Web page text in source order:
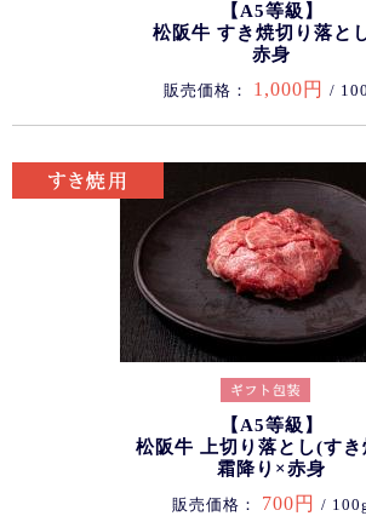
【A5等級】
松阪牛 すき焼切り落と
赤身
販売価格： 1,000円 /
【A5等級】
松阪牛 上切り落とし(すき
霜降り×赤身
販売価格： 700円 /